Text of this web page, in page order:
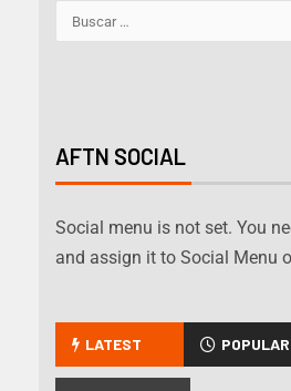
AFTN SOCIAL
Social menu is not set. You
and assign it to Social Menu
LATEST POPULAR